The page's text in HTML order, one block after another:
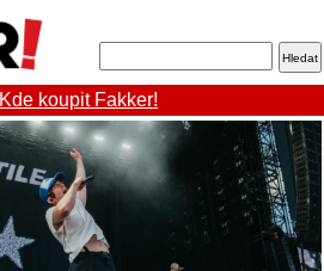
Kde koupit Fakker!